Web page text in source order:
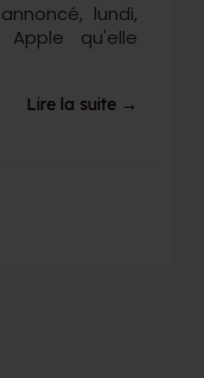
lundi,
qu'elle
Lire la suite →